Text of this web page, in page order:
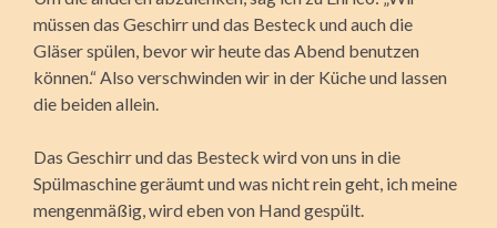
müssen das Geschirr und das Besteck und auch die
Gläser spülen, bevor wir heute das Abend benutzen
können.“ Also verschwinden wir in der Küche und lassen
die beiden allein.
Das Geschirr und das Besteck wird von uns in die
Spülmaschine geräumt und was nicht rein geht, ich meine
mengenmäßig, wird eben von Hand gespült.